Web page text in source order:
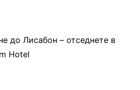
до Лисабон – отседнете в
Hotel